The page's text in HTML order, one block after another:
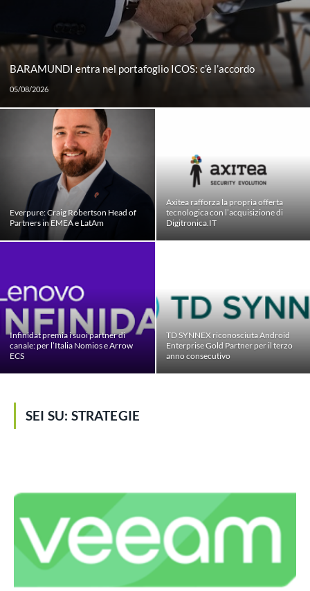
BARAMUNDI entra nel portafoglio ICOS: c’è l’accordo
05/08/2026
Everpure: Craig Robertson Head of
Partners in EMEA e LatAm
Axitea rafforza la propria offerta
tecnologica con l’acquisizione di
Digitronica.IT
Infinidat premia i suoi partner di
canale: per l’Italia Nomios e Arrow
ECS
TD SYNNEX riconosciuta Android
Enterprise Gold Partner per il terzo
anno consecutivo
SEI SU: STRATEGIE